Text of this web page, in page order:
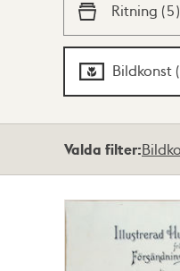
Ritning (5)
Bildkonst (
Valda filter: